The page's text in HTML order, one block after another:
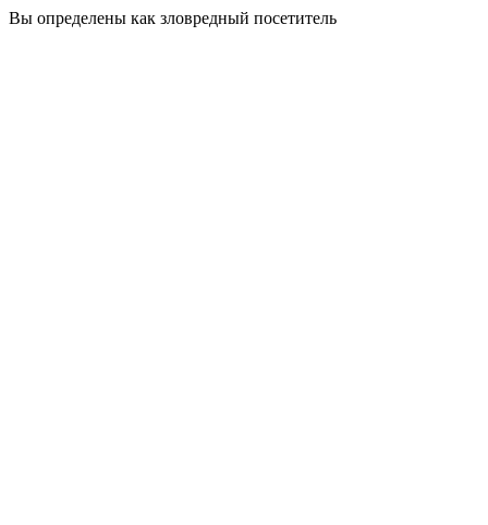
Вы определены как зловредный посетитель